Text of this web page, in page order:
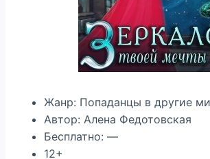
Жанр: Попаданцы в другие
Автор: Алена Федотовская
Бесплатно: —
12+